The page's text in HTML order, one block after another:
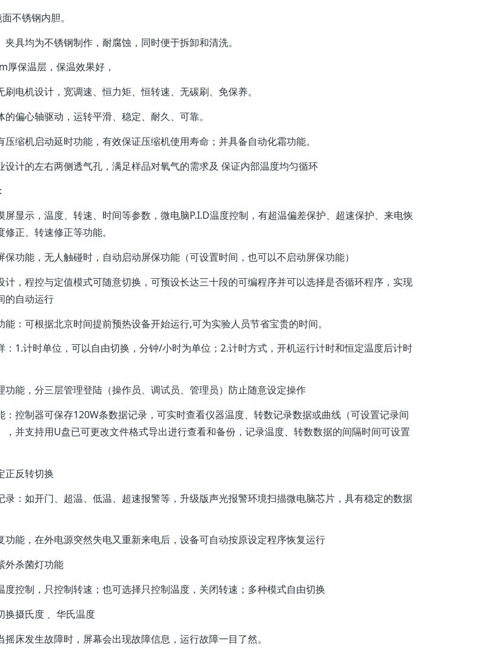
不锈钢内胆。
具均为不锈钢制作，耐腐蚀，同时便于拆卸和清洗。
保温层，保温效果好，
电机设计，宽调速、恒力矩、恒转速、无碳刷、免保养。
偏心轴驱动，运转平滑、稳定、耐久、可靠。
缩机启动延时功能，有效保证压缩机使用寿命；并具备自动化霜功能。
计的左右两侧透气孔，满足样品对氧气的需求及 保证内部温度均匀循环
显示，温度、转速、时间等参数，微电脑P.I.D温度控制，有超温偏差保护、超速保护、来电恢
正、转速修正等功能。
功能，无人触碰时，自动启动屏保功能（可设置时间，也可以不启动屏保功能）
，程控与定值模式可随意切换，可预设长达三十段的可编程序并可以选择是否循环程序，实现
的自动运行
：可根据北京时间提前预热设备开始运行,可为实验人员节省宝贵的时间。
1.计时单位，可以自由切换，分钟/小时为单位；2.计时方式，开机运行计时和恒定温度后计时
能，分三层管理登陆（操作员、调试员、管理员）防止随意设定操作
控制器可保存120W条数据记录，可实时查看仪器温度、转数记录数据或曲线（可设置记录间
，并支持用U盘已可更改文件格式导出进行查看和备份，记录温度、转数数据的间隔时间可设置
正反转切换
：如开门、超温、低温、超速报警等，升级版声光报警环境扫描微电脑芯片，具有稳定的数据
能，在外电源突然失电又重新来电后，设备可自动按原设定程序恢复运行
杀菌灯功能
控制，只控制转速；也可选择只控制温度，关闭转速；多种模式自由切换
摄氏度 、华氏温度
床发生故障时，屏幕会出现故障信息，运行故障一目了然。